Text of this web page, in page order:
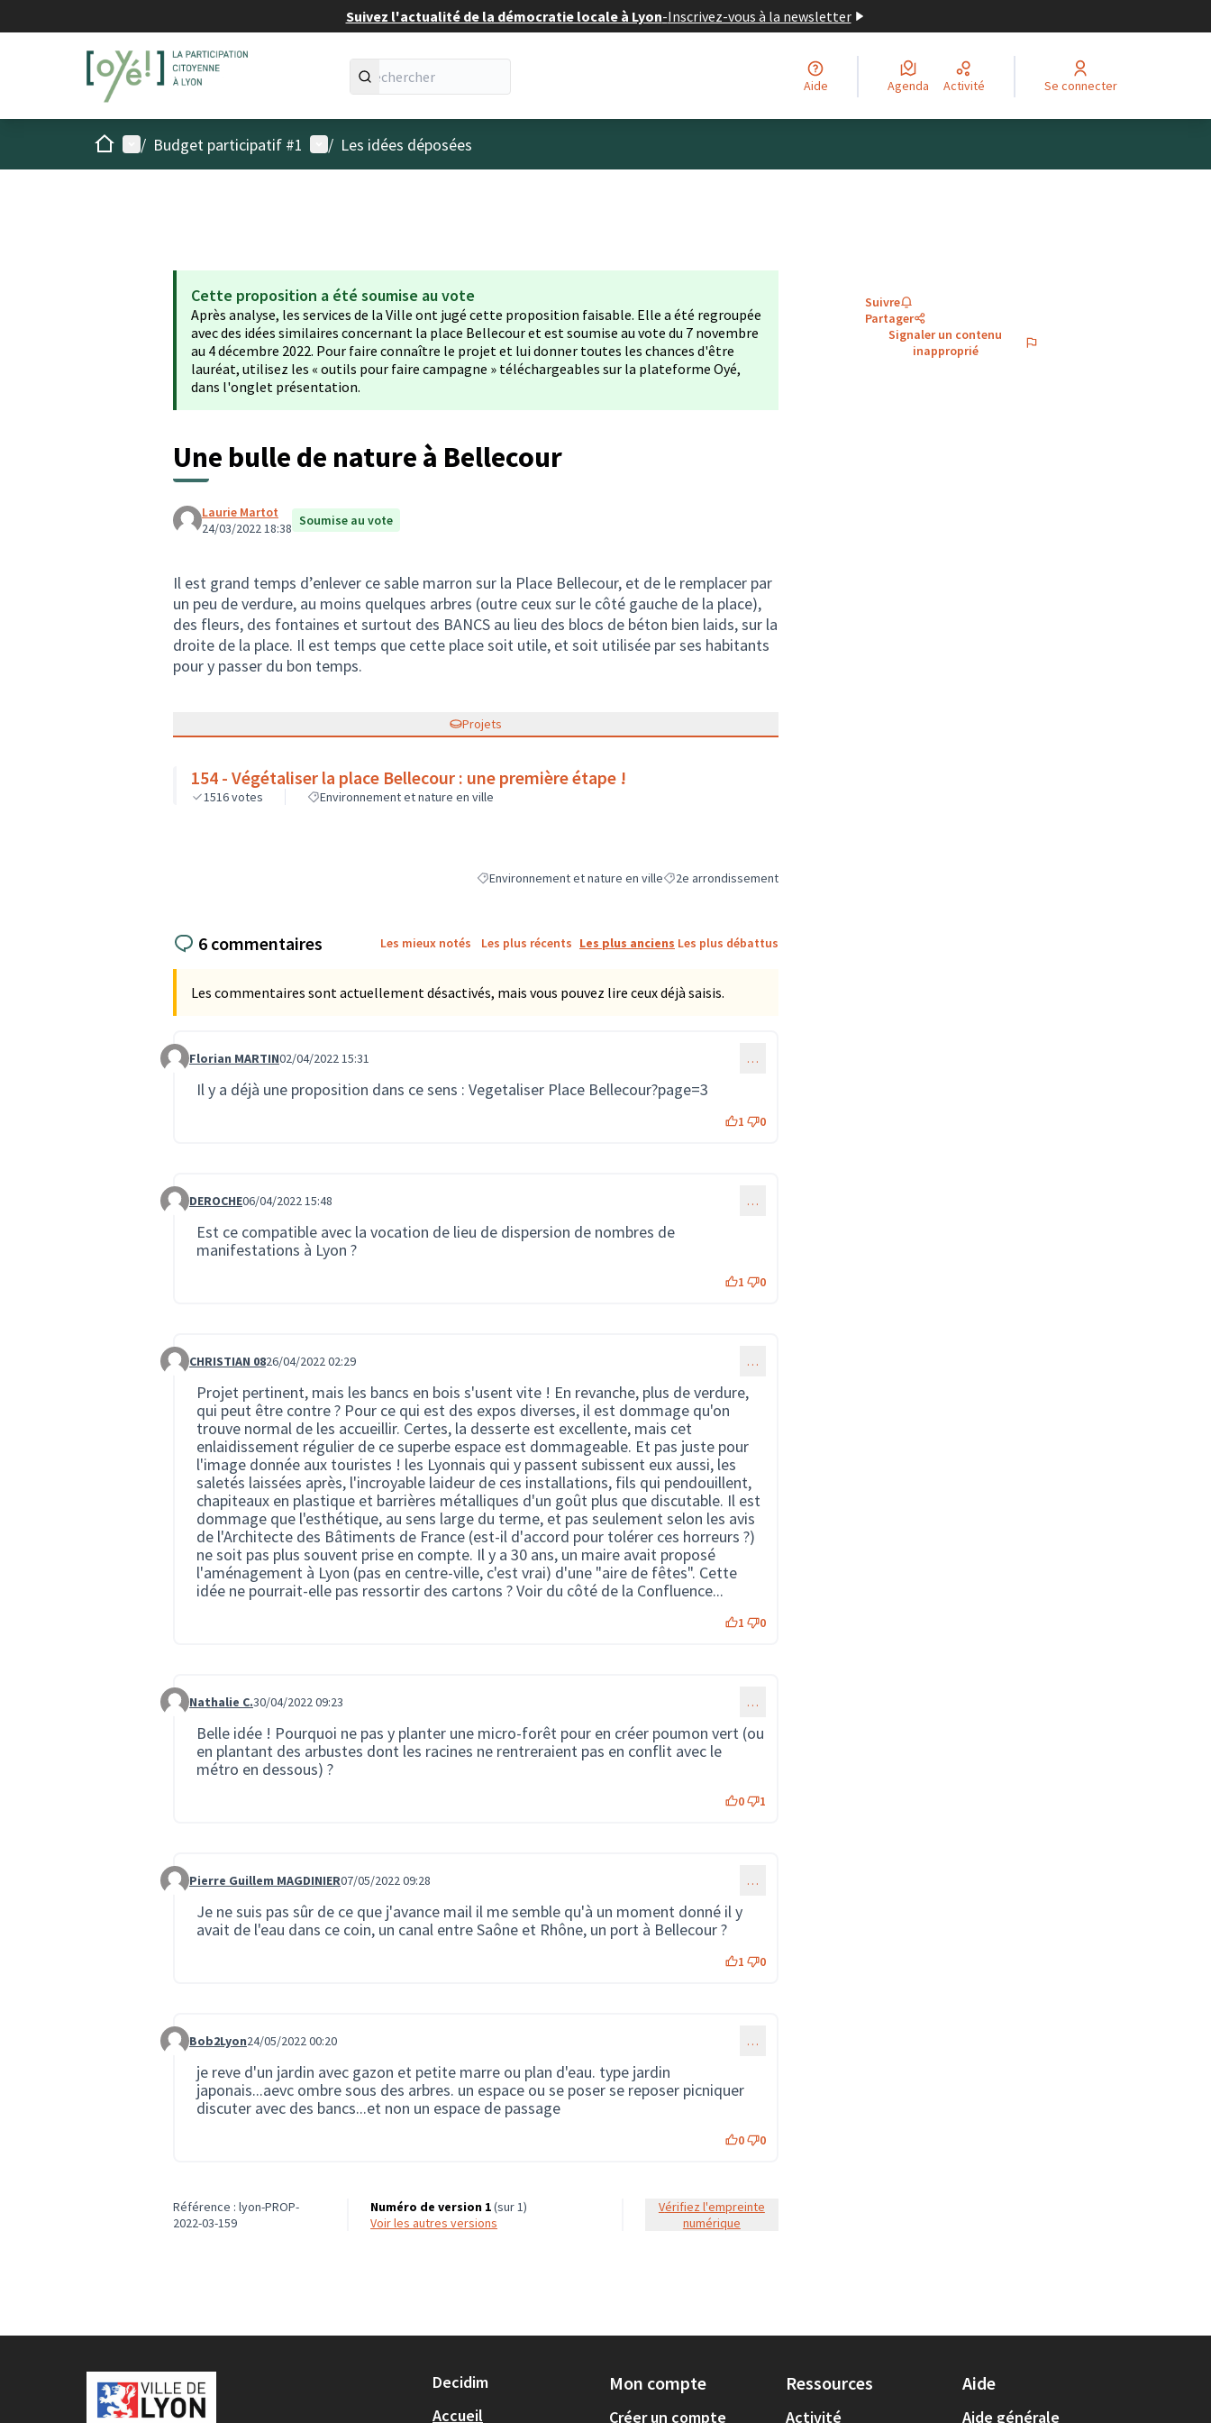
Suivez l'actualité de la démocratie locale à Lyon-Inscrivez-vous à la newsletter
Aide Agenda Activité Se connecter
AccueilMenu principal
/ Budget participatif #1 Menu utilisateur
/ Les idées déposées
Cette proposition a été soumise au vote
Après analyse, les services de la Ville ont jugé cette proposition faisable. Elle a été regroupée
avec des idées similaires concernant la place Bellecour et est soumise au vote du 7 novembre
au 4 décembre 2022. Pour faire connaître le projet et lui donner toutes les chances d'être
lauréat, utilisez les « outils pour faire campagne » téléchargeables sur la plateforme Oyé,
dans l'onglet présentation.
Une bulle de nature à Bellecour
Laurie Martot
24/03/2022 18:38 Soumise au vote
Il est grand temps d’enlever ce sable marron sur la Place Bellecour, et de le remplacer par
un peu de verdure, au moins quelques arbres (outre ceux sur le côté gauche de la place),
des fleurs, des fontaines et surtout des BANCS au lieu des blocs de béton bien laids, sur la
droite de la place. Il est temps que cette place soit utile, et soit utilisée par ses habitants
pour y passer du bon temps.
Projets
154 - Végétaliser la place Bellecour : une première étape !
1516votes Environnement et nature en ville
Filtrer les résultats de la catégorie : Environnement et nature en ville
Environnement et nature en villeFiltrer les résultats pour la localisation : 2e arrondissement
2e arrondissement
Suivre
Partager
Signaler un contenu
inapproprié
6 commentaires Les mieux notés Les plus récents Les plus anciens Les plus débattus
Les commentaires sont actuellement désactivés, mais vous pouvez lire ceux déjà saisis.
Commentaire 158
Florian MARTIN02/04/2022 15:31 …
Il y a déjà une proposition dans ce sens : Vegetaliser Place Bellecour?page=3
1 0
Commentaire 234
DEROCHE06/04/2022 15:48 …
Est ce compatible avec la vocation de lieu de dispersion de nombres de
manifestations à Lyon ?
1 0
Commentaire 529
CHRISTIAN 0826/04/2022 02:29 …
Projet pertinent, mais les bancs en bois s'usent vite ! En revanche, plus de verdure,
qui peut être contre ? Pour ce qui est des expos diverses, il est dommage qu'on
trouve normal de les accueillir. Certes, la desserte est excellente, mais cet
enlaidissement régulier de ce superbe espace est dommageable. Et pas juste pour
l'image donnée aux touristes ! les Lyonnais qui y passent subissent eux aussi, les
saletés laissées après, l'incroyable laideur de ces installations, fils qui pendouillent,
chapiteaux en plastique et barrières métalliques d'un goût plus que discutable. Il est
dommage que l'esthétique, au sens large du terme, et pas seulement selon les avis
de l'Architecte des Bâtiments de France (est-il d'accord pour tolérer ces horreurs ?)
ne soit pas plus souvent prise en compte. Il y a 30 ans, un maire avait proposé
l'aménagement à Lyon (pas en centre-ville, c'est vrai) d'une "aire de fêtes". Cette
idée ne pourrait-elle pas ressortir des cartons ? Voir du côté de la Confluence...
1 0
Commentaire 612
Nathalie C.30/04/2022 09:23 …
Belle idée ! Pourquoi ne pas y planter une micro-forêt pour en créer poumon vert (ou
en plantant des arbustes dont les racines ne rentreraient pas en conflit avec le
métro en dessous) ?
0 1
Commentaire 669
Pierre Guillem MAGDINIER07/05/2022 09:28 …
Je ne suis pas sûr de ce que j'avance mail il me semble qu'à un moment donné il y
avait de l'eau dans ce coin, un canal entre Saône et Rhône, un port à Bellecour ?
1 0
Commentaire 1046
Bob2Lyon24/05/2022 00:20 …
je reve d'un jardin avec gazon et petite marre ou plan d'eau. type jardin
japonais...aevc ombre sous des arbres. un espace ou se poser se reposer picniquer
discuter avec des bancs...et non un espace de passage
0 0
Référence : lyon-PROP-
2022-03-159
Numéro de version 1(sur 1)
voir les autres versions
Vérifiez l'empreinte
numérique
Decidim
Accueil
Mon compte
Créer un compte
Ressources
Activité
Aide
Aide générale